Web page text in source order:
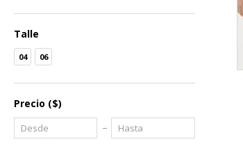
Talle
04 06
Precio ($)